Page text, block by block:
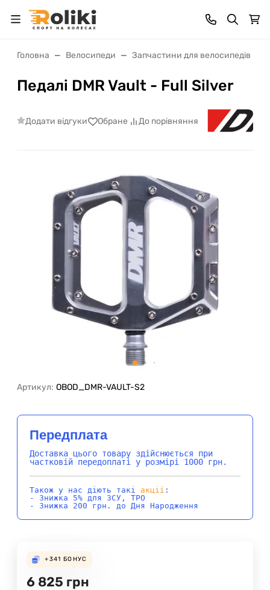
Головна Велосипеди Запчастини для велосипедів
Педалі DMR Vault - Full Silver
Додати відгуки Обране До порівняння
Артикул: OBOD_DMR-VAULT-S2
Передплата
Доставка цього товару здійснюється при
частковій передоплаті у розмірі 1000 грн.
Також у нас діють такі акції :
- Знижка 5% для ЗСУ, ТРО
- Знижка 200 грн. до Дня Народження
+341 БОНУС
6 825 грн